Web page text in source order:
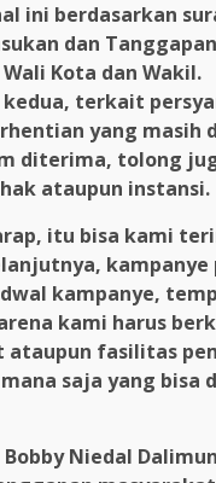
ini berdasarkan
dan
Kota dan Wakil.
kedua, terkait
yang
diterima, tolong
ataupun instansi.
itu bisa kami
kampanye,
kami harus
fasilitas
saja yang bisa
Niedal